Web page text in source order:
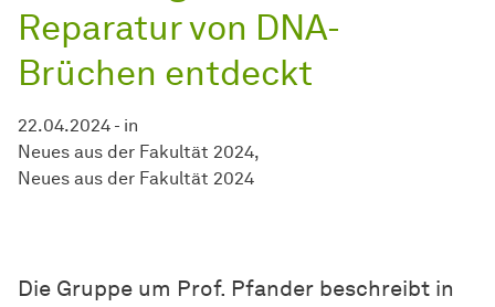
Reparatur von DNA-
Brüchen ent­deckt
22.04.2024 - in
Neues aus der Fakultät 2024
Neues aus der Fakultät 2024
Die Gruppe um Prof. Pfander beschreibt in